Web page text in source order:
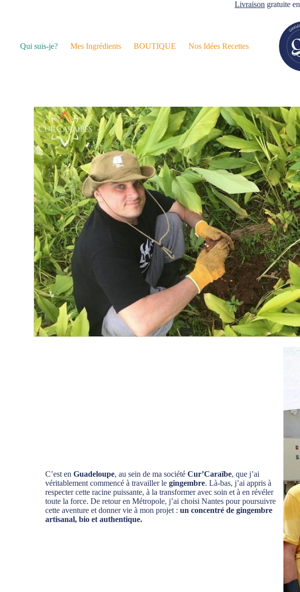
Livraison gratuite
Qui suis-je? Mes Ingrédients BOUTIQUE Nos Idées Recettes
C’est enGuadeloupe, au sein de ma sociétéCur’Caraïbe, que j’ai
véritablement commencé à travailler legingembre. Là-bas, j’ai appris à
respecter cette racine puissante, à la transformer avec soin et à en révéler
toute la force. De retour en Métropole, j’ai choisi Nantes pour poursuivre
cette aventure et donner vie à mon projet :un concentré de gingembre
artisanal, bio et authentique.